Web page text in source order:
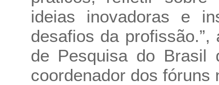
ideias inovadoras e
desafios da
de Pesquisa do Brasil
coordenador dos fóruns